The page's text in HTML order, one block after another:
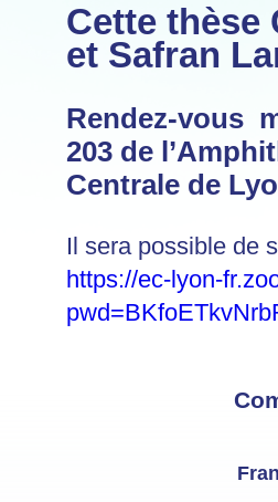
Cette thèse
et Safran
Rendez-vous
203 de
Centrale de
Il sera possible de
https://ec-lyon-